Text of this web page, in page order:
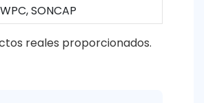
SONCAP
reales proporcionados.